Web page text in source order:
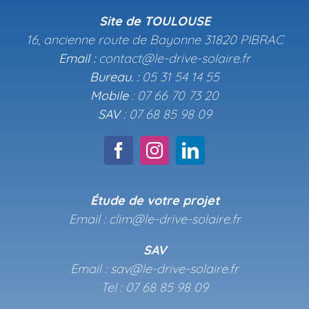
Site de TOULOUSE
16, ancienne route de Bayonne 31820 PIBRAC
Email :contact@le-drive-solaire.fr
Bureau. :05 31 54 14 55
Mobile: 07 66 70 73 20
SAV: 07 68 85 98 09
Étude de votre projet
Email : clim@le-drive-solaire.fr
SAV
Email : sav@le-drive-solaire.fr
Tel : 07 68 85 98 09